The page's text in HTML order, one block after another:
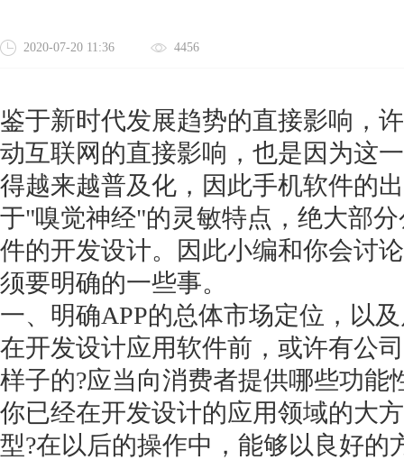
2020-07-20 11:36 4456
鉴于新时代发展趋势的直接影响，
动互联网的直接影响，也是因为这
得越来越普及化，因此手机软件的
于"嗅觉神经"的灵敏特点，绝大部
件的开发设计。因此小编和你会讨
须要明确的一些事。
一、明确APP的总体市场定位，以
在开发设计应用软件前，或许有公
样子的?应当向消费者提供哪些功能
你已经在开发设计的应用领域的大
型?在以后的操作中，能够以良好的